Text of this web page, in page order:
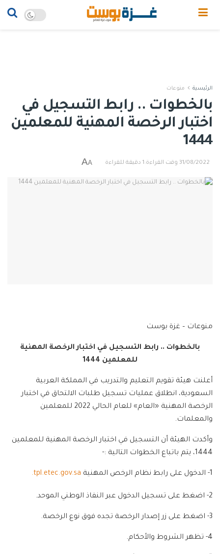
الرئيسية منوعات
بالخطوات .. رابط التسجيل في
اختبار الرخصة المهنية للمعلمين
1444
31/08/2022 وقت القراءة:1 دقيقة للقراءة A
A
منوعات – غزة بوست
بالخطوات .. رابط التسجيل في اختبار الرخصة المهنية
للمعلمين 1444
أعلنت هيئة تقويم التعليم والتدريب في المملكة العربية
السعودية، انطلاق عمليات تسجيل طلبات الالتحاق في اختبار
الرخصة المهنية «العام» للعام الحالي 2022 للمعلمين
والمعلمات.
وأكدت الهيئة أن التسجيل في اختبار الرخصة المهنية للمعلمين
1444، يتم باتباع الخطوات التالية :-
1- الدخول على رابط نظام الرخص المهنية tpl.etec.gov.sa.
2- اضغط على تسجيل الدخول عبر النفاذ الوطني الموحد.
3- اضغط على زر إصدار الرخصة تجده فوق نوع الرخصة.
4- تظهر الشروط والأحكام.